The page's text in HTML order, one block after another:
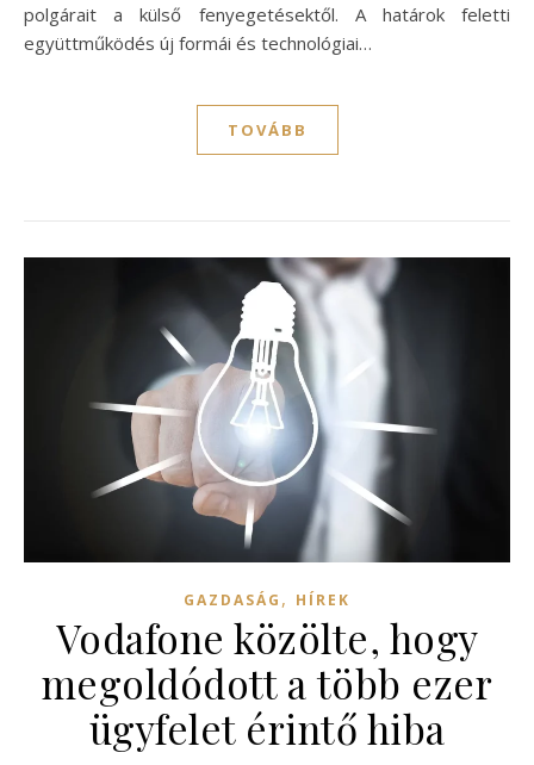
polgárait a külső fenyegetésektől. A határok feletti
együttműködés új formái és technológiai…
TOVÁBB
GAZDASÁG , HÍREK
Vodafone közölte, hogy
megoldódott a több ezer
ügyfelet érintő hiba